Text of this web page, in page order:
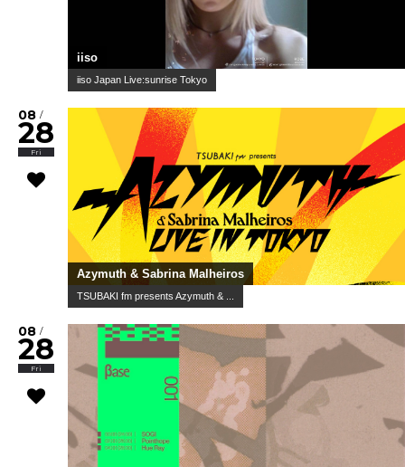
iiso
iiso Japan Live:sunrise Tokyo
08 /
28
Fri
Azymuth & Sabrina Malheiros
TSUBAKI fm presents Azymuth & ...
08 /
28
Fri